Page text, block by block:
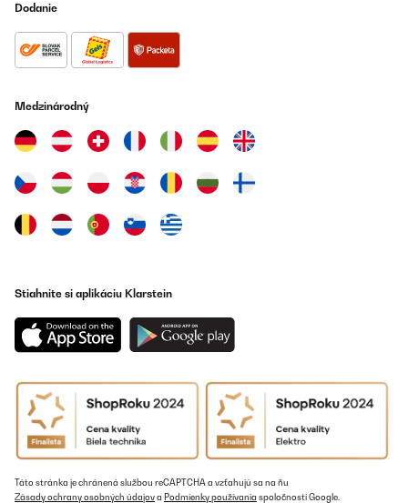
Je suis ravie de cet achat. Je recherchais un parasol de qualité et
résistant à l'eau (avec les orages qu'on a eu il n'a pas bougé). La
criard mais bien au contraire, la couleur est douce et chaude. Il a
fait sensation auprès des amis avec ses lampes led intégrés, la
assurée sur la terrasse !!!Attention de bien l'amarrer au sol.Je le
recommande
Utilisateur d'Amazon
Der Schirm kam sehr gut verpackt und schnell an. Der Aufbau ist
So kann der Schirm im aufgebauten Zustand gedreht werden,
das Segel kann horizontal und Vertikal geneigt werden. Alle
Einstellungen bleiben durch einrasten fixiert. Die Beleuchtung ist
ein absoluter hingucke, ich hatte erst Bedanken, dass es zu billig
wirkt aber es sieht wirklich absolut high end aus! Zusätzlich zum
Solarpanel kann man auch über ein Mitgeliefertes USB Kabel und
recht schnell durch die Sonne geladen.Besonders Praktisch: Der
Dodanie
Medzinárodný
Stiahnite si aplikáciu Klarstein
Táto stránka je chránená službou reCAPTCHA a vzťahujú sa na ňu
Zásady ochrany osobných údajova Podmienky používania spoločnosti Google.